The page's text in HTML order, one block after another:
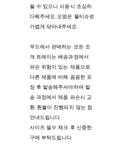
될 수 있으니 사용시 조심히
다뤄주세요. 오염은 물티슈로
가볍게 닦아내주세요.
무드에서 판매하는 모든 조
개 트레이는 배송과정에서
파손 위험이 있는 제품으로
다른 제품에 비해 꼼꼼한 포
장 후 발송해주셔야하며 발
송 과정에서 제품 파손시 교
환, 환불이 진행되지 않는 점
안내드립니다.
사이즈 필수 체크 후 신중한
구매 부탁드립니다.